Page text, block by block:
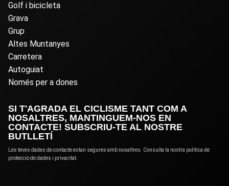
Golf i bicicleta
Grava
Grup
Altes Muntanyes
Carretera
Autoguiat
Només per a dones
SI T'AGRADA EL CICLISME TANT COM A
NOSALTRES, MANTINGUEM-NOS EN
CONTACTE! SUBSCRIU-TE AL NOSTRE
BUTLLETÍ
Les teves dades de contacte estan segures amb nosaltres. Consulta la nostra política de
protecció de dades i privacitat.